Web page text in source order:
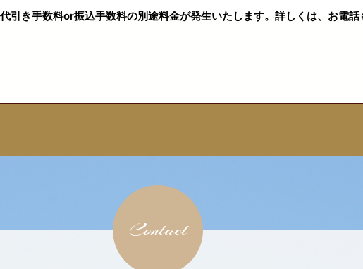
引き手数料or振込手数料の別途料金が発生いたします。詳しくは、お電
Contact